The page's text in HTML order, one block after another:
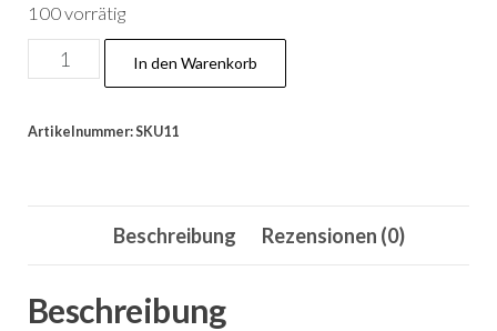
100 vorrätig
Snaeakers
Menge
In den Warenkorb
Artikelnummer:SKU11
Beschreibung Rezensionen (0)
Beschreibung